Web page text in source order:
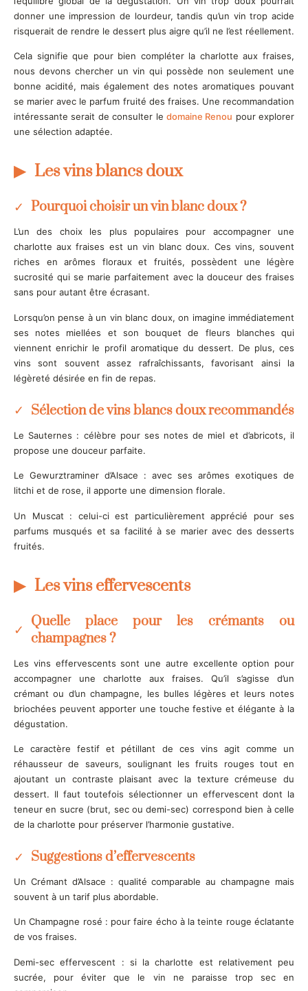
donner une impression de lourdeur, tandis qu’un vin trop acide
risquerait de rendre le dessert plus aigre qu’il ne l’est réellement.
Cela signifie que pour bien compléter la charlotte aux fraises,
nous devons chercher un vin qui possède non seulement une
bonne acidité, mais également des notes aromatiques pouvant
se marier avec le parfum fruité des fraises. Une recommandation
intéressante serait de consulter le domaine Renou pour explorer
une sélection adaptée.
Les vins blancs doux
Pourquoi choisir un vin blanc doux ?
L’un des choix les plus populaires pour accompagner une
charlotte aux fraises est un vin blanc doux. Ces vins, souvent
riches en arômes floraux et fruités, possèdent une légère
sucrosité qui se marie parfaitement avec la douceur des fraises
sans pour autant être écrasant.
Lorsqu’on pense à un vin blanc doux, on imagine immédiatement
ses notes miellées et son bouquet de fleurs blanches qui
viennent enrichir le profil aromatique du dessert. De plus, ces
vins sont souvent assez rafraîchissants, favorisant ainsi la
légèreté désirée en fin de repas.
Sélection de vins blancs doux recommandés
Le Sauternes : célèbre pour ses notes de miel et d’abricots, il
propose une douceur parfaite.
Le Gewurztraminer d’Alsace : avec ses arômes exotiques de
litchi et de rose, il apporte une dimension florale.
Un Muscat : celui-ci est particulièrement apprécié pour ses
parfums musqués et sa facilité à se marier avec des desserts
fruités.
Les vins effervescents
Quelle place pour les crémants ou
champagnes ?
Les vins effervescents sont une autre excellente option pour
accompagner une charlotte aux fraises. Qu’il s’agisse d’un
crémant ou d’un champagne, les bulles légères et leurs notes
briochées peuvent apporter une touche festive et élégante à la
dégustation.
Le caractère festif et pétillant de ces vins agit comme un
réhausseur de saveurs, soulignant les fruits rouges tout en
ajoutant un contraste plaisant avec la texture crémeuse du
dessert. Il faut toutefois sélectionner un effervescent dont la
teneur en sucre (brut, sec ou demi-sec) correspond bien à celle
de la charlotte pour préserver l’harmonie gustative.
Suggestions d’effervescents
Un Crémant d’Alsace : qualité comparable au champagne mais
souvent à un tarif plus abordable.
Un Champagne rosé : pour faire écho à la teinte rouge éclatante
de vos fraises.
Demi-sec effervescent : si la charlotte est relativement peu
sucrée, pour éviter que le vin ne paraisse trop sec en